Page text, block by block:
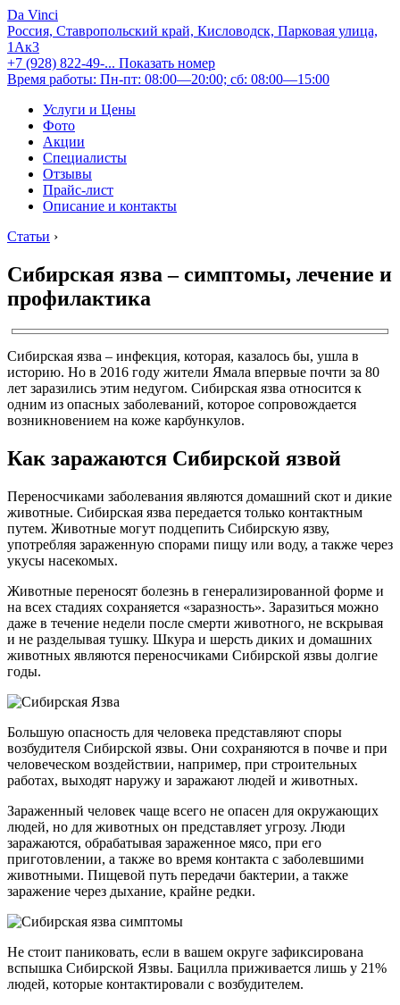
Da Vinci
Россия, Ставропольский край, Кисловодск, Парковая улица,
1Ак3
+7 (928) 822-49-... Показать номер
Время работы: Пн-пт: 08:00—20:00; сб: 08:00—15:00
Услуги и Цены
Фото
Акции
Специалисты
Отзывы
Прайс-лист
Описание и контакты
Статьи ›
Сибирская язва – симптомы, лечение и
профилактика
Сибирская язва – инфекция, которая, казалось бы, ушла в
историю. Но в 2016 году жители Ямала впервые почти за 80
лет заразились этим недугом. Сибирская язва относится к
одним из опасных заболеваний, которое сопровождается
возникновением на коже карбункулов.
Как заражаются Сибирской язвой
Переносчиками заболевания являются домашний скот и дикие
животные. Сибирская язва передается только контактным
путем. Животные могут подцепить Сибирскую язву,
употребляя зараженную спорами пищу или воду, а также через
укусы насекомых.
Животные переносят болезнь в генерализированной форме и
на всех стадиях сохраняется «заразность». Заразиться можно
даже в течение недели после смерти животного, не вскрывая
и не разделывая тушку. Шкура и шерсть диких и домашних
животных являются переносчиками Сибирской язвы долгие
годы.
Большую опасность для человека представляют споры
возбудителя Сибирской язвы. Они сохраняются в почве и при
человеческом воздействии, например, при строительных
работах, выходят наружу и заражают людей и животных.
Зараженный человек чаще всего не опасен для окружающих
людей, но для животных он представляет угрозу. Люди
заражаются, обрабатывая зараженное мясо, при его
приготовлении, а также во время контакта с заболевшими
животными. Пищевой путь передачи бактерии, а также
заражение через дыхание, крайне редки.
Не стоит паниковать, если в вашем округе зафиксирована
вспышка Сибирской Язвы. Бацилла приживается лишь у 21%
людей, которые контактировали с возбудителем.